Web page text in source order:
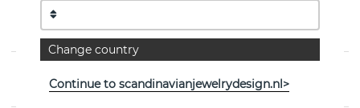
Mother Earth is een sterling zilveren hanger/ketting van
het Zweedse Efva Attling
EIGENSCHAPPEN
Change country
Continue to scandinavianjewelrydesign.nl>